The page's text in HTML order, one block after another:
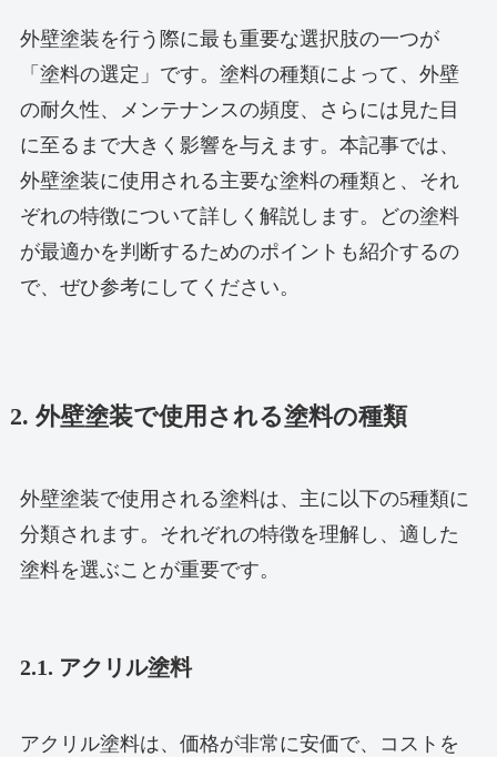
外壁塗装を行う際に最も重要な選択肢の一つが
「塗料の選定」です。塗料の種類によって、外壁
の耐久性、メンテナンスの頻度、さらには見た目
に至るまで大きく影響を与えます。本記事では、
外壁塗装に使用される主要な塗料の種類と、それ
ぞれの特徴について詳しく解説します。どの塗料
が最適かを判断するためのポイントも紹介するの
で、ぜひ参考にしてください。
2. 外壁塗装で使用される塗料の種類
外壁塗装で使用される塗料は、主に以下の5種類に
分類されます。それぞれの特徴を理解し、適した
塗料を選ぶことが重要です。
2.1. アクリル塗料
アクリル塗料は、価格が非常に安価で、コストを